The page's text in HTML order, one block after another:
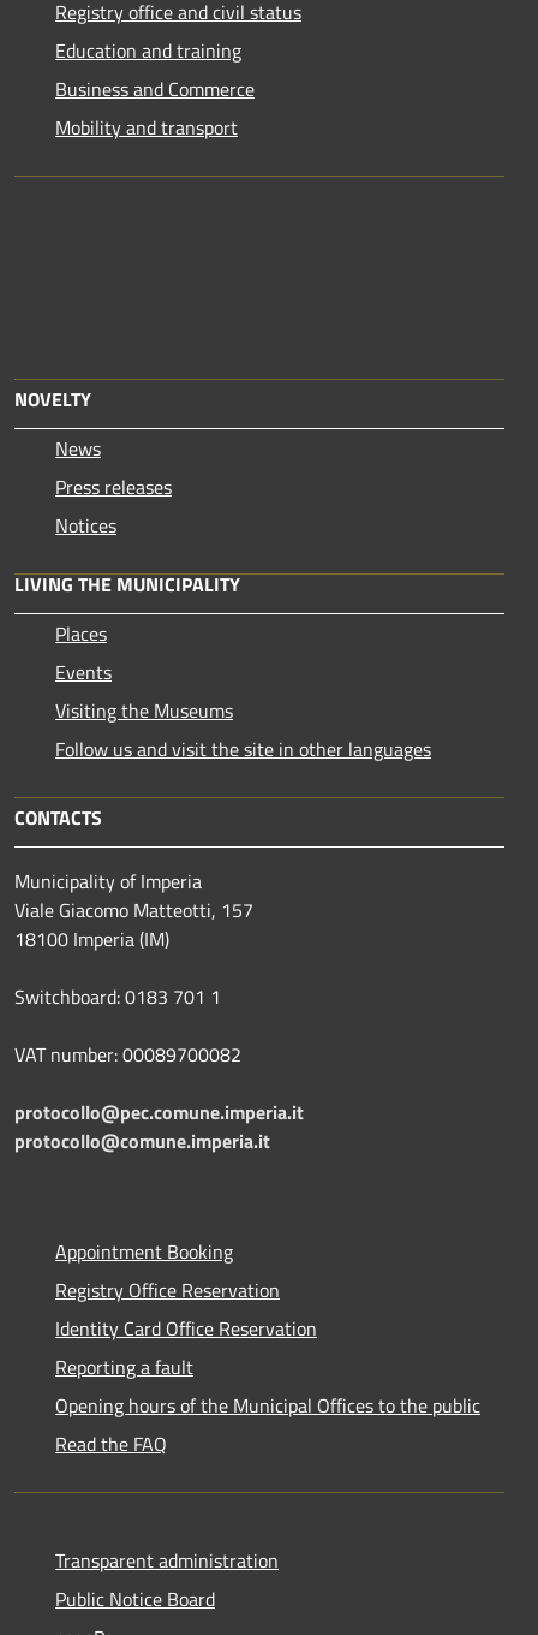
Registry office and civil status
Education and training
Business and Commerce
Mobility and transport
NOVELTY
News
Press releases
Notices
LIVING THE MUNICIPALITY
Places
Events
Visiting the Museums
Follow us and visit the site in other languages
CONTACTS
Municipality of Imperia
Viale Giacomo Matteotti, 157
18100 Imperia (IM)
Switchboard: 0183 701 1
VAT number: 00089700082
protocollo@pec.comune.imperia.it
protocollo@comune.imperia.it
Appointment Booking
Registry Office Reservation
Identity Card Office Reservation
Reporting a fault
Opening hours of the Municipal Offices to the public
Read the FAQ
Transparent administration
Public Notice Board